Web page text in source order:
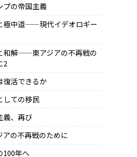
プの帝国主義
極中道——現代イデオロギー
和解——東アジアの不再戦の
2
復活できるか
しての移民
義、再び
アの不再戦のために
100年へ